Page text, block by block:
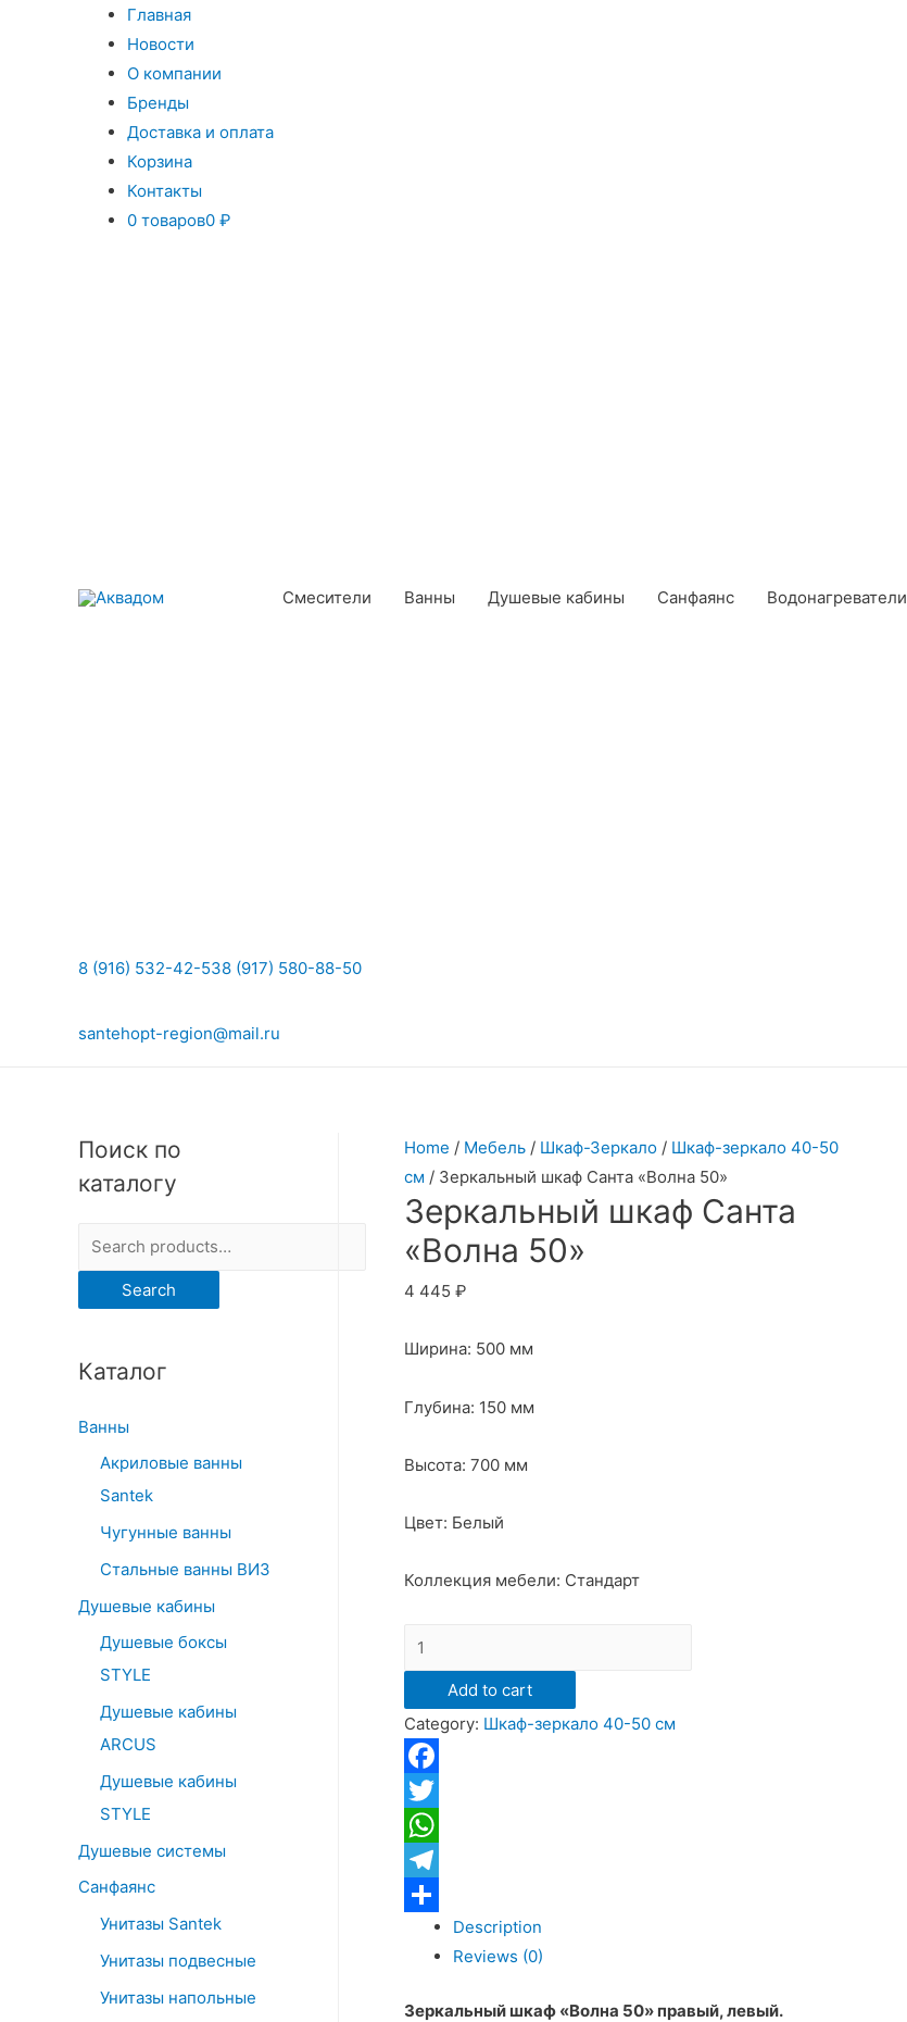
Главная
Новости
О компании
Бренды
Доставка и оплата
Корзина
Контакты
0 товаров0 ₽
Смесители Ванны Душевые кабины Санфаянс Водонагреватели
8 (916) 532-42-538 (917) 580-88-50
santehopt-region@mail.ru
Поиск по
каталогу
e
a
c
f
Search
Каталог
Ванны
Акриловые ванны
Santek
Чугунные ванны
Стальные ванны ВИЗ
Душевые кабины
Душевые боксы
STYLE
Душевые кабины
ARCUS
Душевые кабины
STYLE
Душевые системы
Санфаянс
Унитазы Santek
Унитазы подвесные
Унитазы напольные
Home / Мебель / Шкаф-Зеркало / Шкаф-зеркало 40-50
см / Зеркальный шкаф Санта «Волна 50»
Зеркальный шкаф Санта
«Волна 50»
4 445 ₽
Ширина: 500 мм
Глубина: 150 мм
Высота: 700 мм
Цвет: Белый
Коллекция мебели: Стандарт
Зеркальный
шкаф
Санта
"Волна
50"
quantity
Add to cart
Category: Шкаф-зеркало 40-50 см
Facebook
Twitter
WhatsApp
Telegram
ОтправитьDescription
Reviews (0)
Зеркальный шкаф «Волна 50» правый, левый.